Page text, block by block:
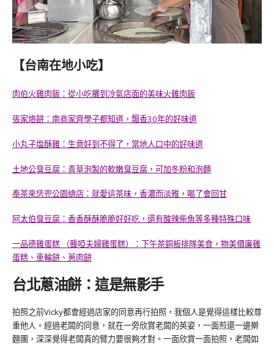
【台南在地小吃】
肉伯火雞肉飯：從小吃攤到冷氣店面的美味火雞肉飯
張家烙餅：南商家齊學子都知道，飄香30年的好味道
小丸子塩酥雞：生意好到不得了，當地人口中的好味道
土地公臭豆腐：青草泡製的軟嫩臭豆腐，可加冬粉和泡麵
奉茶來恁兜公園總店：就愛這茶味，香濃而淡雅，喝了會回甘
阿太伯臭豆腐：香香酥酥脆脆好好吃，還有酸辣柴魚等多種特殊口味
一品德雞蛋糕 （聾啞夫婦雞蛋糕）：下午茶銅板排隊美食，物美價廉雞
蛋糕、車輪餅、蔥肉餅
台北蔥油餅：這是無影手
拍照之前Vicky都會經過店家的同意再行拍照，我個人是覺得這樣比較尊
重他人。經過老闆的同意，就在一旁欣賞老闆的英姿，一面煎還一邊擀
麵團，深深覺得老闆真的臂力要很夠才對。一面欣賞一面拍照，老闆如